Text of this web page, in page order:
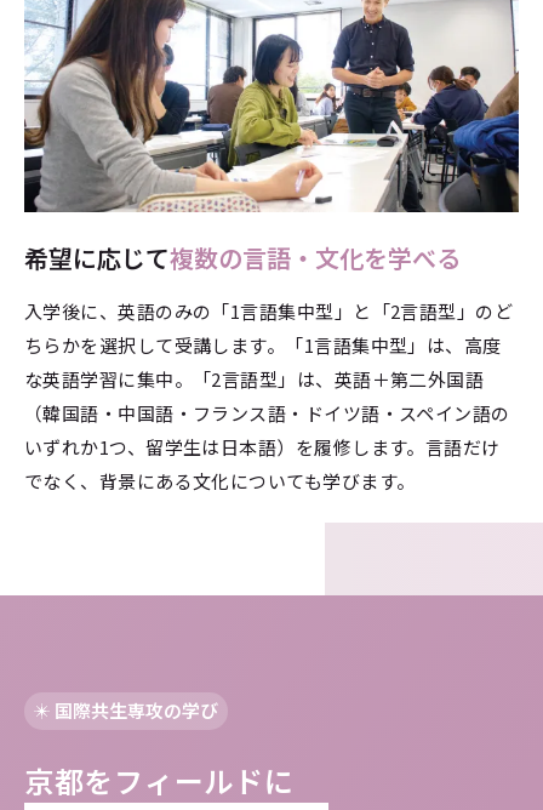
希望に応じて複数の言語・文化を学べる
入学後に、英語のみの「1言語集中型」と「2言語型」のど
ちらかを選択して受講します。「1言語集中型」は、高度
な英語学習に集中。「2言語型」は、英語＋第二外国語
（韓国語・中国語・フランス語・ドイツ語・スペイン語の
いずれか1つ、留学生は日本語）を履修します。言語だけ
でなく、背景にある文化についても学びます。
国際共生専攻の学び
京都をフィールドに